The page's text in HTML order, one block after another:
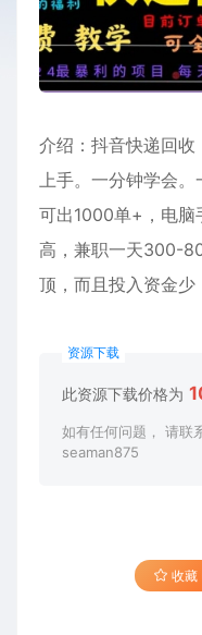
介绍：抖音快递回
上手。一分钟学会。
可出1000单+，电脑
高，兼职一天300-
顶，而且投入资金
资源下载
此资源下载价格为
如有任何问题， 请联
seaman875
收藏